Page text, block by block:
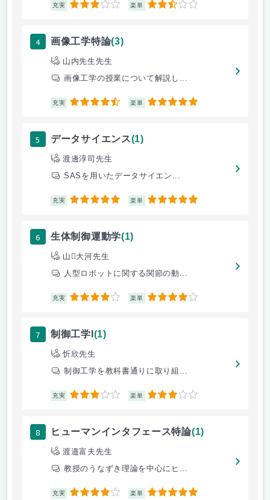
充実 3 楽単 2.5
4 画像工学特論(3)
山内先生先生
画像工学の授業について解説し...
充実 4.5 楽単 5
5 データサイエンス(1)
渡邊淳司先生
SASを用いたデータサイエン...
充実 5 楽単 5
6 生体制御運動学(1)
山大河先生
人型ロボットに関する関節の動...
充実 4 楽単 4
7 制御工学I (1)
忻欣先生
制御工学を教科書通りに取り組...
充実 3 楽単 3
8 ヒューマンインタフェース特論(1)
渡邉富夫先生
教授のうなずき理論を中心にヒ...
充実 4 楽単 5